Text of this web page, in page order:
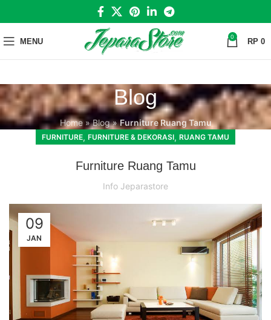
MENU 0 RP 0
Blog
Home»Blog»Furniture Ruang Tamu
FURNITURE, FURNITURE & DEKORASI, RUANG TAMU
Furniture Ruang Tamu
Info Jeparastore
09
JAN